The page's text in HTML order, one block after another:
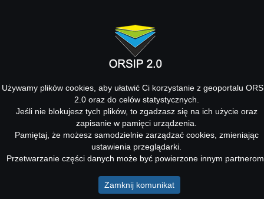
Używamy plików cookies, aby ułatwić Ci korzystanie z geoportalu
2.0 oraz do celów statystycznych.
Jeśli nie blokujesz tych plików, to zgadzasz się na ich użycie oraz
zapisanie w pamięci urządzenia.
Pamiętaj, że możesz samodzielnie zarządzać cookies, zmieniając
ustawienia przeglądarki.
Przetwarzanie części danych może być powierzone innym
Zamknij komunikat